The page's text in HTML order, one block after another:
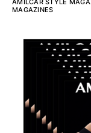
MAGAZINES